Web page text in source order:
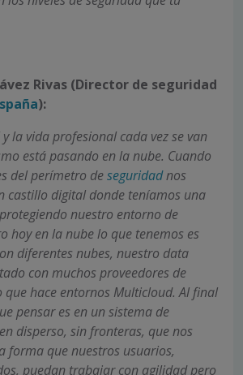
Rivas (Director de seguridad
):
la vida profesional cada vez se van
está pasando en la nube. Cuando
del perímetro deseguridadnos
castillo digital donde teníamos una
nuestro entorno de
hoy en la nube lo que tenemos es
diferentes nubes, nuestro data
con muchos proveedores de
que hace entornos Multicloud. Al final
pensar es en un sistema de
disperso, sin fronteras, que nos
forma que nuestros usuarios,
puedan trabajar con agilidad pero